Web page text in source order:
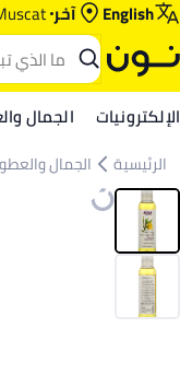
English آخر
الإلكترونيات الجمال
الرئيسية الجمال